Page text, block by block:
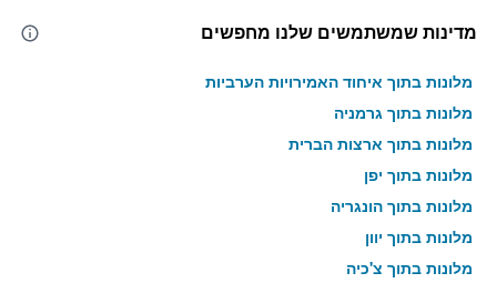
מדינות שמשתמשים שלנו מחפשים
מלונות בתוך איחוד האמירויות הערביות
מלונות בתוך גרמניה
מלונות בתוך ארצות הברית
מלונות בתוך יפן
מלונות בתוך הונגריה
מלונות בתוך יוון
מלונות בתוך צ'כיה